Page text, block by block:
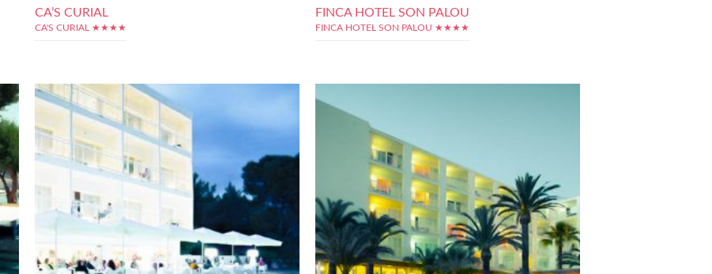
CA’S CURIAL
CA'S CURIAL ★★★★
FINCA HOTEL SON PALOU
FINCA HOTEL SON PALOU ★★★★